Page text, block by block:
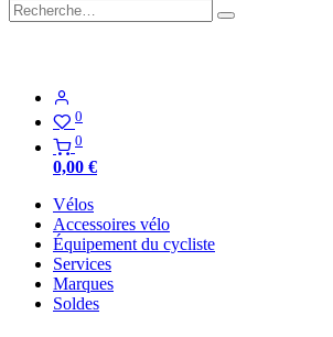
0
0
0,00 €
Vélos
Accessoires vélo
Équipement du cycliste
Services
Marques
Soldes